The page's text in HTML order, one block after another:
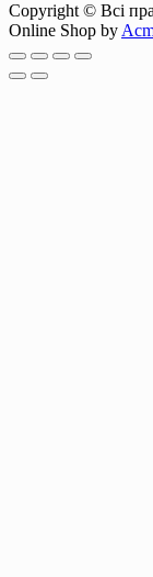
Copyright © Всі
Online Shop by
Scroll
Up